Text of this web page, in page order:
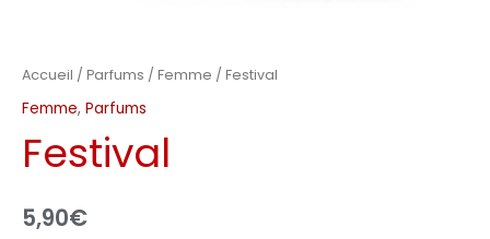
Accueil / Parfums / Femme / Festival
Femme, Parfums
Festival
5,90€